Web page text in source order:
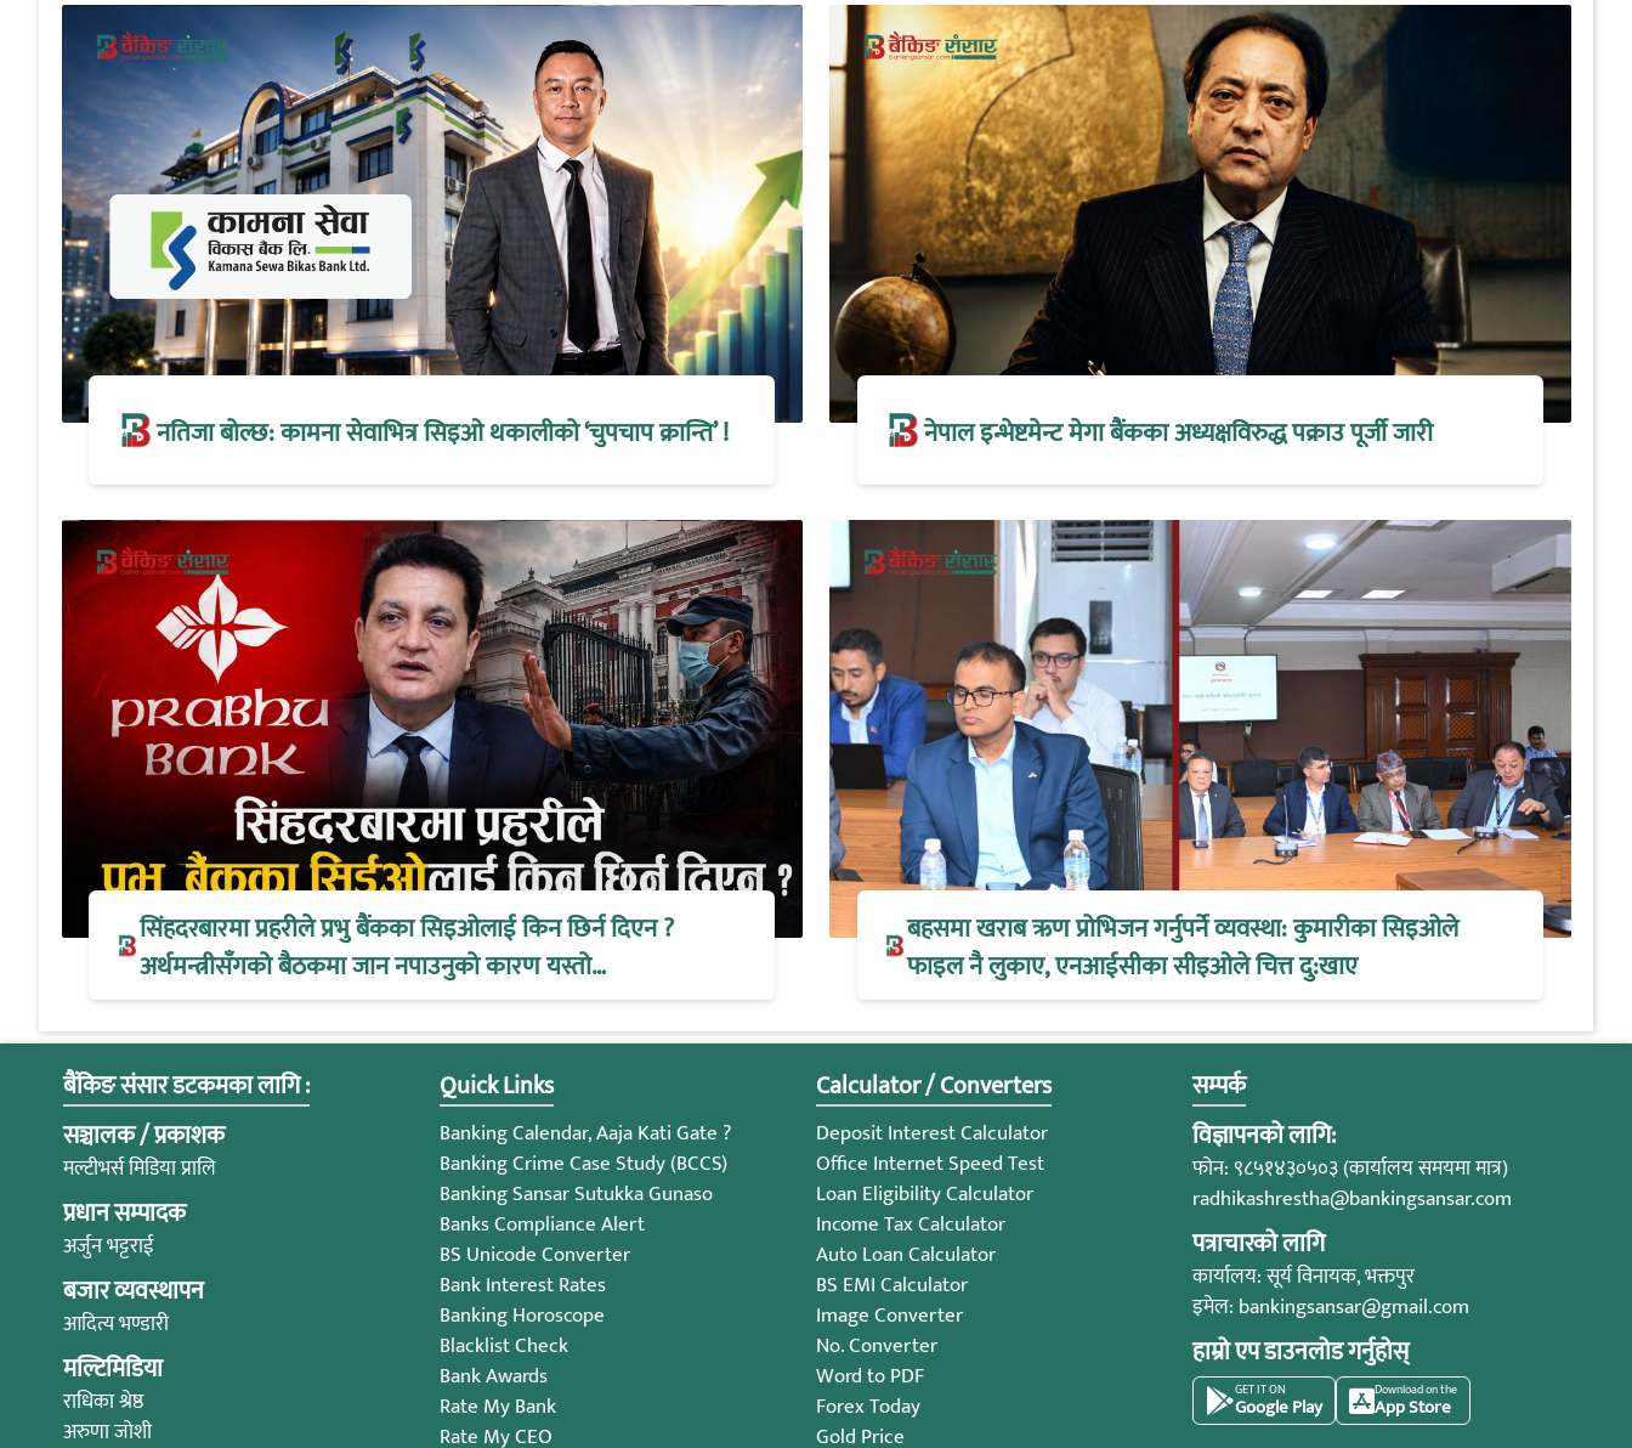
नतिजा बोल्छ: कामना सेवाभित्र सिइओ थकालीको ‘चुपचाप क्रान्ति’ ! नेपाल इन्भेष्टमेन्ट मेगा बैंकका अध्यक्षविरुद्ध पक्राउ पूर्जी जारी
सिंहदरबारमा प्रहरीले प्रभु बैंकका सिइओलाई किन छिर्न दिएन ?
अर्थमन्त्रीसँगको बैठकमा जान नपाउनुको कारण यस्तो…
बहसमा खराब ऋण प्रोभिजन गर्नुपर्ने व्यवस्था: कुमारीका सिइओले
फाइल नै लुकाए, एनआईसीका सीइओले चित्त दु:खाए
बैंकिङ संसार डटकमका लागि :
सञ्चालक / प्रकाशक
मल्टीभर्स मिडिया प्रालि
प्रधान सम्पादक
अर्जुन भट्टराई
बजार व्यवस्थापन
आदित्य भण्डारी
मल्टिमिडिया
राधिका श्रेष्ठ
अरुणा जोशी
Quick Links
Banking Calendar, Aaja Kati Gate ?
Banking Crime Case Study (BCCS)
Banking Sansar Sutukka Gunaso
Banks Compliance Alert
BS Unicode Converter
Bank Interest Rates
Banking Horoscope
Blacklist Check
Bank Awards
Rate My Bank
Rate My CEO
Calculator / Converters
Deposit Interest Calculator
Office Internet Speed Test
Loan Eligibility Calculator
Income Tax Calculator
Auto Loan Calculator
BS EMI Calculator
Image Converter
No. Converter
Word to PDF
Forex Today
Gold Price
सम्पर्क
विज्ञापनको लागि:
फोन: ९८५१४३०५०३ (कार्यालय समयमा मात्र)
radhikashrestha@bankingsansar.com
पत्राचारको लागि
कार्यालय: सूर्य विनायक, भक्तपुर
इमेल: bankingsansar@gmail.com
हाम्रो एप डाउनलोड गर्नुहोस्
GET IT ON
Google Play
Download on the
App Store